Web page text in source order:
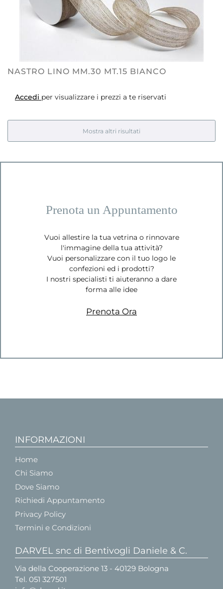
NASTRO LINO MM.30 MT.15 BIANCO
Accedi per visualizzare i prezzi a te riservati
Mostra altri risultati
Prenota un Appuntamento
Vuoi allestire la tua vetrina o rinnovare
l'immagine della tua attività?
Vuoi personalizzare con il tuo logo le
confezioni ed i prodotti?
I nostri specialisti ti aiuteranno a dare
forma alle idee
Prenota Ora
INFORMAZIONI
Home
Chi Siamo
Dove Siamo
Richiedi Appuntamento
Privacy Policy
Termini e Condizioni
DARVEL snc di Bentivogli Daniele & C.
Via della Cooperazione 13 - 40129 Bologna
Tel. 051 327501